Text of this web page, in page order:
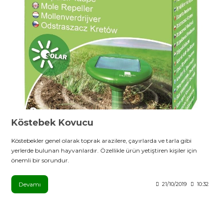
Köstebek Kovucu
Köstebekler genel olarak toprak arazilere, çayırlarda ve tarla gibi
yerlerde bulunan hayvanlardır. Özellikle ürün yetiştiren kişiler için
önemli bir sorundur.
Devamı 21/10/2019 10:32